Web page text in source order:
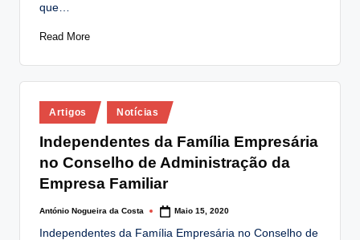
que…
Read More
Posted
in
Artigos Notícias
Independentes da Família Empresária
no Conselho de Administração da
Empresa Familiar
Posted
António Nogueira da Costa Maio 15, 2020
Independentes da Família Empresária no Conselho de